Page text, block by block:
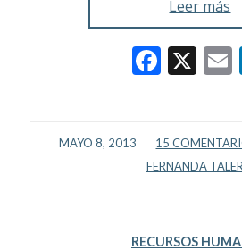
Leer más
X
MAYO 8, 2013
/ 15 /
FERNANDA
RECURSOS